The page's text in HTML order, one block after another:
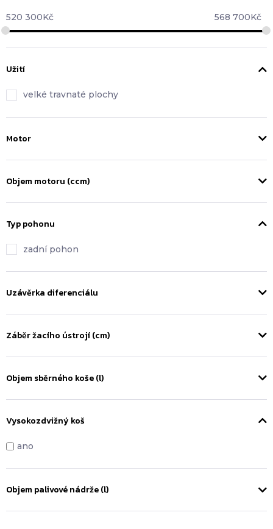
520 300Kč 568 700Kč
Užití
velké travnaté plochy
Motor
Objem motoru (ccm)
Typ pohonu
zadní pohon
Uzávěrka diferenciálu
Záběr žacího ústrojí (cm)
Objem sběrného koše (l)
Vysokozdvižný koš
ano
Objem palivové nádrže (l)